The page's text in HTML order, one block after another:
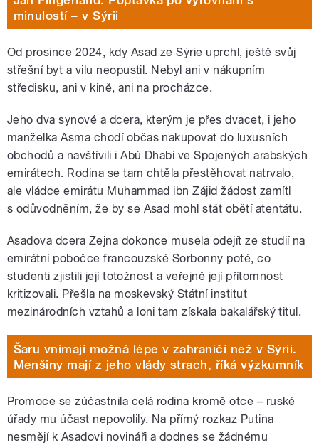
minulostí – v Sýrii
Od prosince 2024, kdy Asad ze Sýrie uprchl, ještě svůj
střešní byt a vilu neopustil. Nebyl ani v nákupním
středisku, ani v kině, ani na procházce.
Jeho dva synové a dcera, kterým je přes dvacet, i jeho
manželka Asma chodí občas nakupovat do luxusních
obchodů a navštívili i Abú Dhabí ve Spojených arabských
emirátech. Rodina se tam chtěla přestěhovat natrvalo,
ale vládce emirátu Muhammad ibn Zájid žádost zamítl
s odůvodněním, že by se Asad mohl stát obětí atentátu.
Asadova dcera Zejna dokonce musela odejít ze studií na
emirátní pobočce francouzské Sorbonny poté, co
studenti zjistili její totožnost a veřejně její přítomnost
kritizovali. Přešla na moskevský Státní institut
mezinárodních vztahů a loni tam získala bakalářský titul.
Šaru vnímají možná lépe v zahraničí než v Sýrii.
Menšiny mají z jeho vlády strach, říká výzkumník
Promoce se zúčastnila celá rodina kromě otce – ruské
úřady mu účast nepovolily. Na přímý rozkaz Putina
nesmějí k Asadovi novináři a dodnes se žádnému